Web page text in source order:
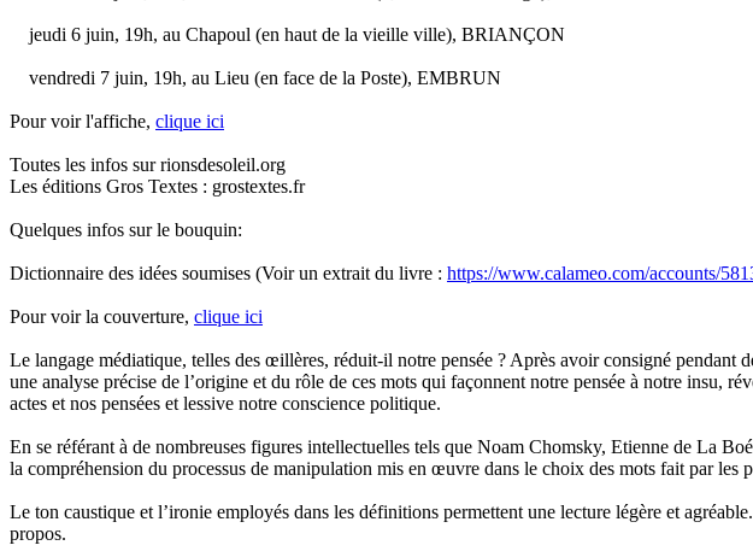
jeudi 6 juin, 19h, au Chapoul (en haut de la vieille ville), BRIANÇON
vendredi 7 juin, 19h, au Lieu (en face de la Poste), EMBRUN
Pour voir l'affiche, clique ici
Toutes les infos sur rionsdesoleil.org
Les éditions Gros Textes : grostextes.fr
Quelques infos sur le bouquin:
Dictionnaire des idées soumises (Voir un extrait du livre : https://www.calameo.com/accounts/
Pour voir la couverture, clique ici
Le langage médiatique, telles des œillères, réduit-il notre pensée ? Après avoir consigné pendant
une analyse précise de l’origine et du rôle de ces mots qui façonnent notre pensée à notre insu,
actes et nos pensées et lessive notre conscience politique.
En se référant à de nombreuses figures intellectuelles tels que Noam Chomsky, Etienne de La
la compréhension du processus de manipulation mis en œuvre dans le choix des mots fait par les
Le ton caustique et l’ironie employés dans les définitions permettent une lecture légère et
propos.